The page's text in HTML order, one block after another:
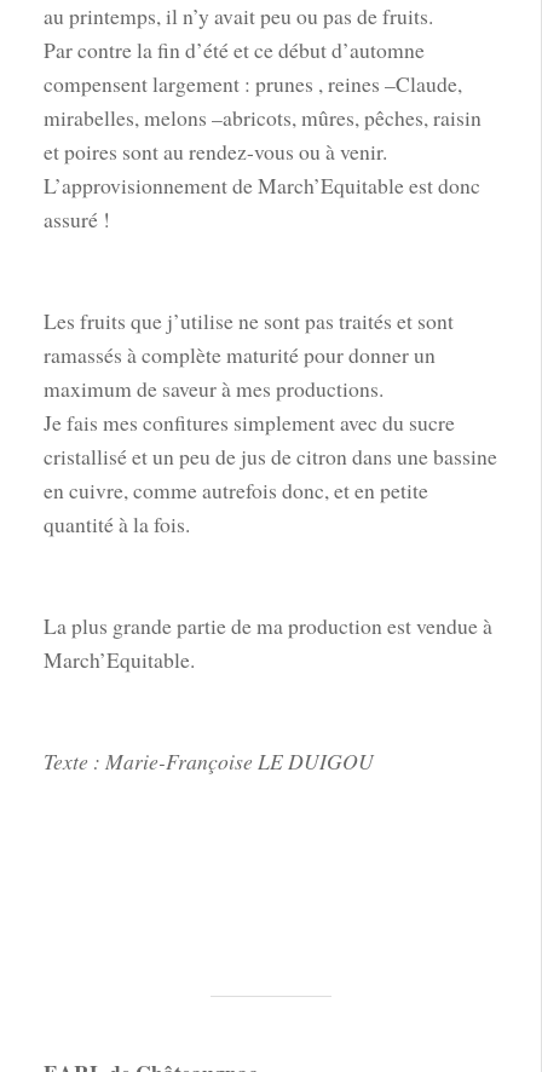
au printemps, il n’y avait peu ou pas de fruits.
Par contre la fin d’été et ce début d’automne
compensent largement : prunes , reines –Claude,
mirabelles, melons –abricots, mûres, pêches, raisin
et poires sont au rendez-vous ou à venir.
L’approvisionnement de March’Equitable est donc
assuré !
Les fruits que j’utilise ne sont pas traités et sont
ramassés à complète maturité pour donner un
maximum de saveur à mes productions.
Je fais mes confitures simplement avec du sucre
cristallisé et un peu de jus de citron dans une bassine
en cuivre, comme autrefois donc, et en petite
quantité à la fois.
La plus grande partie de ma production est vendue à
March’Equitable.
Texte : Marie-Françoise LE DUIGOU